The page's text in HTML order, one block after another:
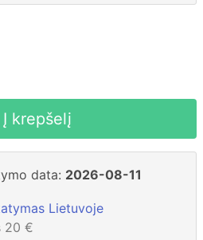
Į krepšelį
data: 2026-08-11
Lietuvoje
20 €